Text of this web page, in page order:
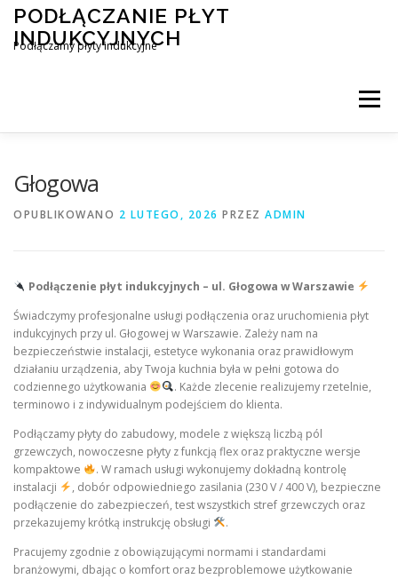
Przejdź
treści
PODŁĄCZANIE PŁYT
INDUKCYJNYCH
Podłączamy płyty indukcyjne
Menu
Głogowa
OPUBLIKOWANO 2 LUTEGO, 2026 PRZEZ ADMIN
Podłączenie płyt indukcyjnych – ul. Głogowa w Warszawie
Świadczymy profesjonalne usługi podłączenia oraz uruchomienia płyt
indukcyjnych przy ul. Głogowej w Warszawie. Zależy nam na
bezpieczeństwie instalacji, estetyce wykonania oraz prawidłowym
działaniu urządzenia, aby Twoja kuchnia była w pełni gotowa do
codziennego użytkowania
. Każde zlecenie realizujemy rzetelnie,
terminowo i z indywidualnym podejściem do klienta.
Podłączamy płyty do zabudowy, modele z większą liczbą pól
grzewczych, nowoczesne płyty z funkcją flex oraz praktyczne wersje
kompaktowe
. W ramach usługi wykonujemy dokładną kontrolę
instalacji
, dobór odpowiedniego zasilania (230 V / 400 V), bezpieczne
podłączenie do zabezpieczeń, test wszystkich stref grzewczych oraz
przekazujemy krótką instrukcję obsługi
.
Pracujemy zgodnie z obowiązującymi normami i standardami
branżowymi, dbając o komfort oraz bezproblemowe użytkowanie